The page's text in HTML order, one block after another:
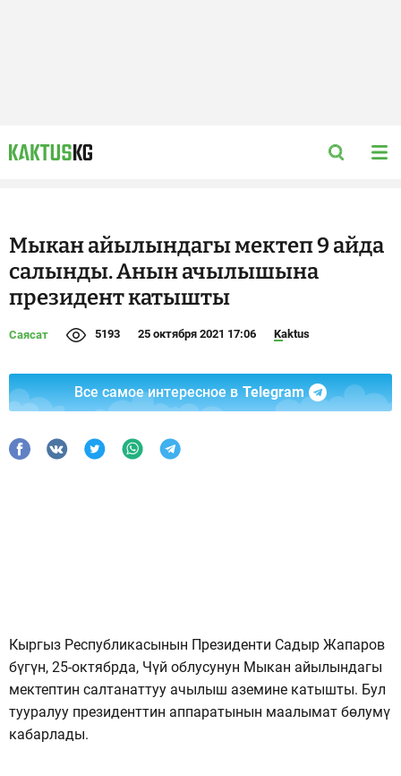
Мыкан айылындагы мектеп 9 айда
салынды. Анын ачылышына
президент катышты
Саясат 5193 25 октября 2021 17:06 Kaktus
Все самое интересное в Telegram
Кыргыз Республикасынын Президенти Садыр Жапаров
бүгүн, 25-октябрда, Чүй облусунун Мыкан айылындагы
мектептин салтанаттуу ачылыш аземине катышты. Бул
тууралуу президенттин аппаратынын маалымат бөлумү
кабарлады.